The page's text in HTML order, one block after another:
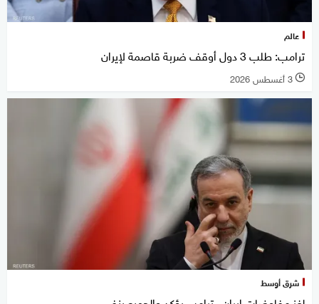
عالم
ترامب: طلب 3 دول أوقف ضربة قاصمة لإيران
l 3 أغسطس 2026
شرق أوسط